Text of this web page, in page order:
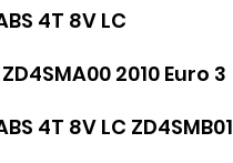
4T 8V LC
2010 Euro 3
4T 8V LC ZD4SMB01